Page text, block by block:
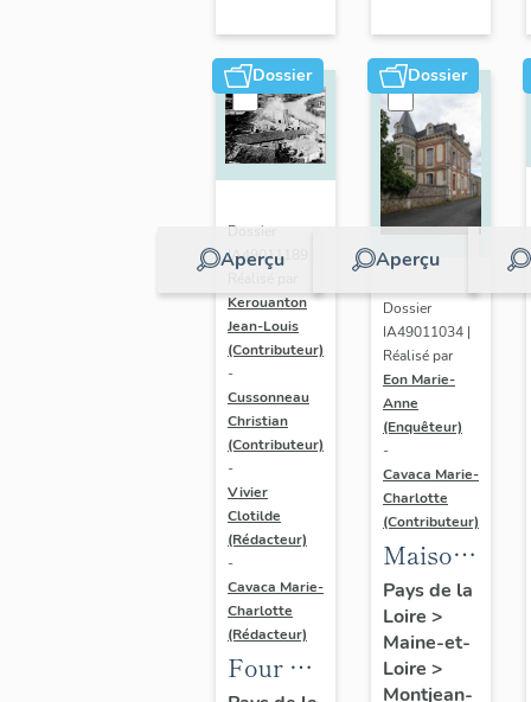
sur-
Loire
Dossier
Aperçu
Dossier
IA49011189 |
Kerouanton
Jean-Louis
(Contributeur)
-
Cussonneau
Christian
(Contributeur)
-
Vivier
Clotilde
(Rédacteur)
-
Cavaca Marie-
Charlotte
(Rédacteur)
Four à
Dossier
Aperçu
Dossier
IA49011034 |
Réalisé par
Eon Marie-
Anne
(Enquêteur)
-
Cavaca Marie-
Charlotte
(Contributeur)
Maison
dite la
Perrière
Pays de la
Loire >
Maine-et-
Loire >
Montjean-